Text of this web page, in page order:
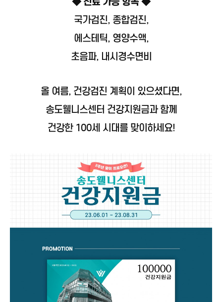
국가검진, 종합검진,
에스테틱, 영양수액,
초음파, 내시경수면비
올 여름, 건강검진 계획이 있으셨다면,
송도웰니스센터 건강지원금과 함께
건강한 100세 시대를 맞이하세요!